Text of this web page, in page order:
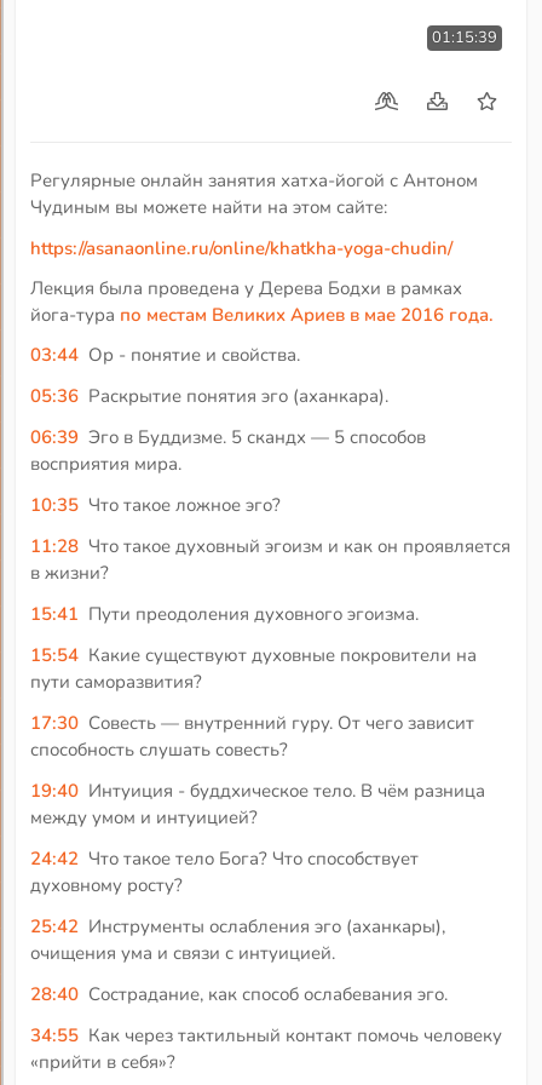
01:15:39
Регулярные онлайн занятия хатха-йогой с Антоном
Чудиным вы можете найти на этом сайте:
https://asanaonline.ru/online/khatkha-yoga-chudin/
Лекция была проведена у Дерева Бодхи в рамках
йога-тура по местам Великих Ариев в мае 2016 года.
03:44 Ор - понятие и свойства.
05:36 Раскрытие понятия эго (аханкара).
06:39 Эго в Буддизме. 5 скандх — 5 способов
восприятия мира.
10:35 Что такое ложное эго?
11:28 Что такое духовный эгоизм и как он проявляется
в жизни?
15:41 Пути преодоления духовного эгоизма.
15:54 Какие существуют духовные покровители на
пути саморазвития?
17:30 Совесть — внутренний гуру. От чего зависит
способность слушать совесть?
19:40 Интуиция - буддхическое тело. В чём разница
между умом и интуицией?
24:42 Что такое тело Бога? Что способствует
духовному росту?
25:42 Инструменты ослабления эго (аханкары),
очищения ума и связи с интуицией.
28:40 Сострадание, как способ ослабевания эго.
34:55 Как через тактильный контакт помочь человеку
«прийти в себя»?